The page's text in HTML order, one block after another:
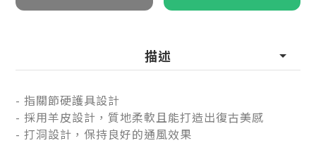
描述
- 指關節硬護具設計
- 採用羊皮設計，質地柔軟且能打造出復古美感
- 打洞設計，保持良好的通風效果